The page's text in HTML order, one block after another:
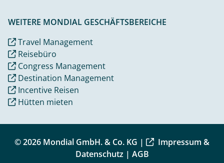
WEITERE MONDIAL GESCHÄFTSBEREICHE
Travel Management
Reisebüro
Congress Management
Destination Management
Incentive Reisen
Hütten mieten
© 2026 Mondial GmbH. & Co. KG |
Impressum &
Datenschutz| AGB